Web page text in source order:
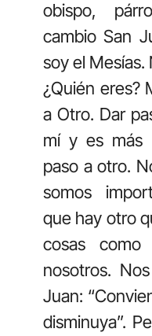
obispo,
cambio San
soy el
¿Quién eres?
a Otro. Dar
mí y es más
paso a otro.
somos
que hay otro
cosas
nosotros.
Juan:
disminuya”.